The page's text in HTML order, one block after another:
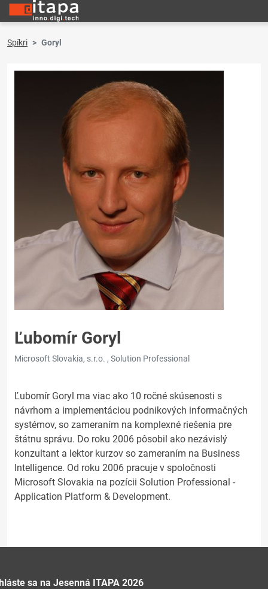
Spíkri Goryl
Ľubomír Goryl
Microsoft Slovakia, s.r.o. , Solution Professional
Ľubomír Goryl ma viac ako 10 ročné skúsenosti s
návrhom a implementáciou podnikových informačných
systémov, so zameraním na komplexné riešenia pre
štátnu správu. Do roku 2006 pôsobil ako nezávislý
konzultant a lektor kurzov so zameraním na Business
Intelligence. Od roku 2006 pracuje v spoločnosti
Microsoft Slovakia na pozícii Solution Professional -
Application Platform & Development.
sa na Jesenná ITAPA 2026